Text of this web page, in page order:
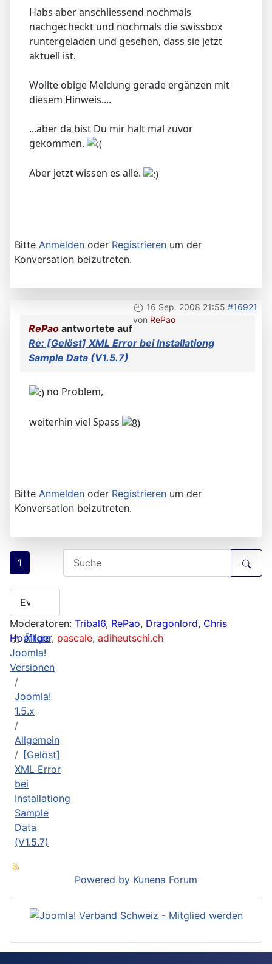
Habs aber anschliessend nochmals
nachgecheckt und nochmals die swissbox
runtergeladen und gesehen, dass sie jetzt
aktuell ist.
Wollte obige Meldung gerade ergänzen mit
diesem Hinweis....
...aber da bist Du mir halt mal zuvor
gekommen.
Aber jetzt wissen es alle.
Bitte Anmelden oder Registrieren um der
Konversation beizutreten.
16 Sep. 2008 21:55 #16921
von RePao
RePao antwortete auf
Re: [Gelöst] XML Error bei Installationg
Sample Data (V1.5.7)
no Problem,
weiterhin viel Spass
Bitte Anmelden oder Registrieren um der
Konversation beizutreten.
1
Moderatoren: Tribal6, RePao, Dragonlord, Chris
Hoefliger, pascale, adiheutschi.ch
Ältere
Joomla!
Versionen
Joomla!
1.5.x
Allgemein
[Gelöst]
XML Error
bei
Installationg
Sample
Data
(V1.5.7)
Powered by Kunena Forum